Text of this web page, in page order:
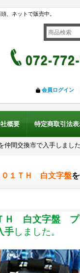
、ネットで販売中。
会員ログイン
概要 特定商取引法
間交換市で入手しました
１ＴＨ 白文字盤
白文字盤 プ
手しました。